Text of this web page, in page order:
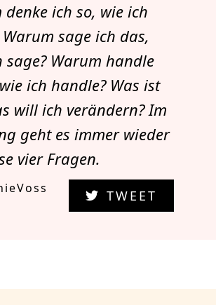
denke ich so, wie ich
Warum sage ich das,
sage? Warum handle
ich handle? Was ist
will ich verändern? Im
geht es immer wieder
vier Fragen.
TWEET